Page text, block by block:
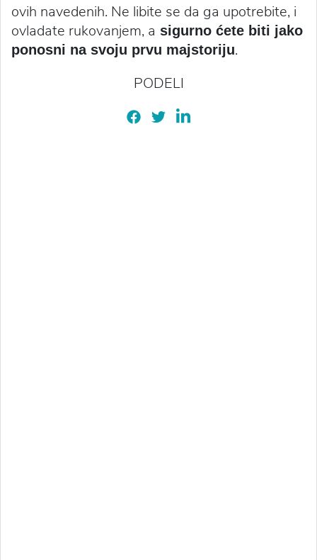
ovih navedenih. Ne libite se da ga upotrebite, i
ovladate rukovanjem, a sigurno ćete biti jako
ponosni na svoju prvu majstoriju.
PODELI